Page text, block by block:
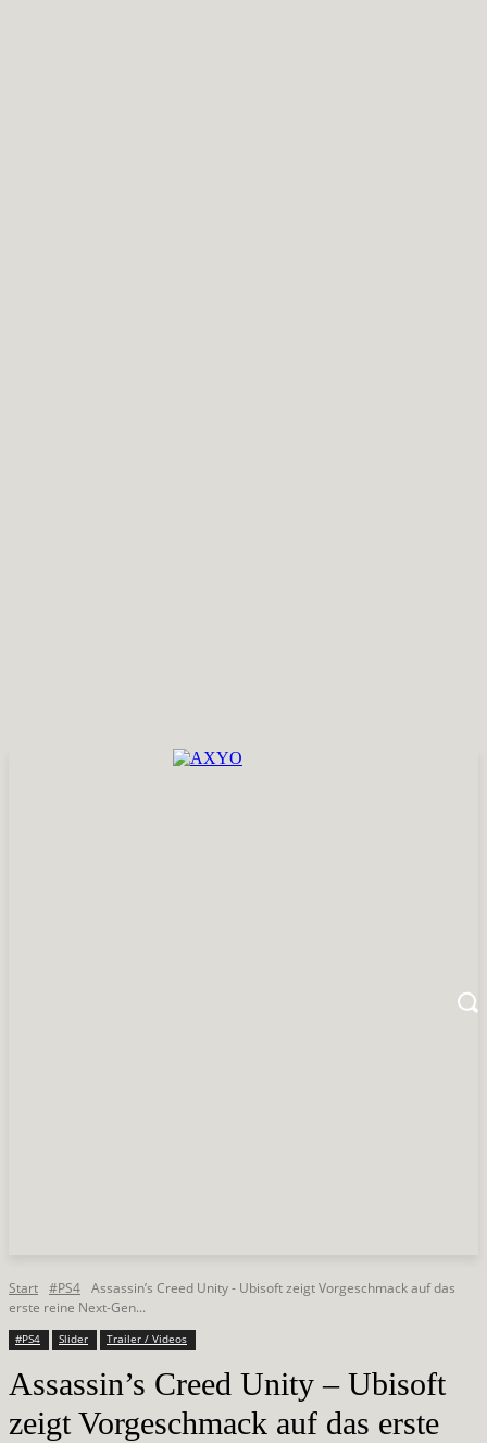
Start #PS4 Assassin’s Creed Unity - Ubisoft zeigt Vorgeschmack auf das
erste reine Next-Gen...
#PS4 Slider Trailer / Videos
Assassin’s Creed Unity – Ubisoft
zeigt Vorgeschmack auf das erste